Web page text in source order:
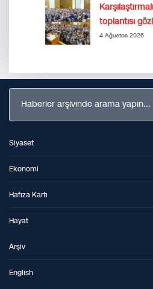
toplantısı
4 Ağustos 2026
Haberler arşivinde arama yapın...
Siyaset
Ekonomi
Hafıza Kartı
Hayat
Arşiv
English